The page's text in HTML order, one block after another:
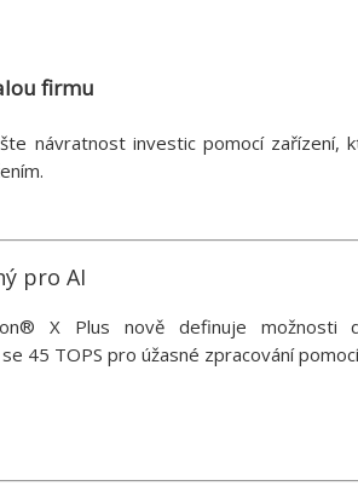
firmu
návratnost investic pomocí
pro AI
X Plus nově definuje možnosti
45 TOPS pro úžasné zpracování